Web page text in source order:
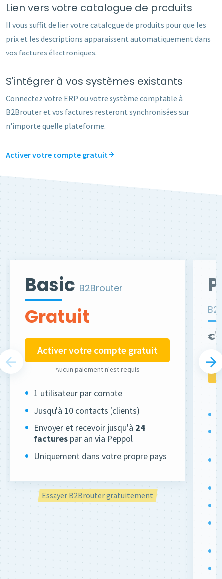
Lien vers votre catalogue de produits
Il vous suffit de lier votre catalogue de produits pour que les
prix et les descriptions apparaissent automatiquement dans
vos factures électroniques.
S'intégrer à vos systèmes existants
Connectez votre ERP ou votre système comptable à
B2Brouter et vos factures resteront synchronisées sur
n'importe quelle plateforme.
Activer votre compte gratuit
Basic B2Brouter
Gratuit
Activer votre compte gratuit
Aucun paiement n'est requis
1 utilisateur par compte
Jusqu'à 10 contacts (clients)
Envoyer et recevoir jusqu'à 24
factures par an via Peppol
Uniquement dans votre propre pays
Essayer B2Brouter gratuitement
€